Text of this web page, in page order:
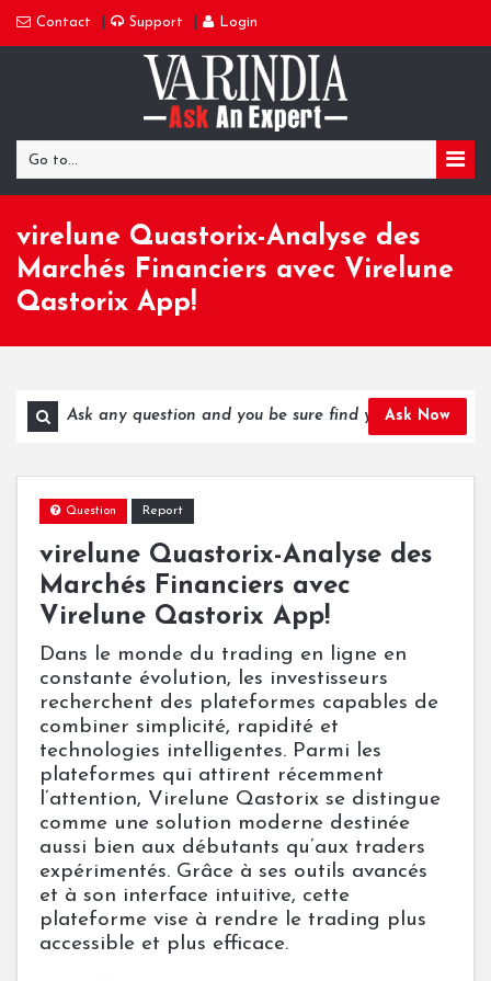
Contact Support Login
Go to...
virelune Quastorix-Analyse des
Marchés Financiers avec Virelune
Qastorix App!
Ask Now
virelune Quastorix-Analyse des
Marchés Financiers avec
Virelune Qastorix App!
Report
Question
Dans le monde du trading en ligne en
constante évolution, les investisseurs
recherchent des plateformes capables de
combiner simplicité, rapidité et
technologies intelligentes. Parmi les
plateformes qui attirent récemment
l’attention, Virelune Qastorix se distingue
comme une solution moderne destinée
aussi bien aux débutants qu’aux traders
expérimentés. Grâce à ses outils avancés
et à son interface intuitive, cette
plateforme vise à rendre le trading plus
accessible et plus efficace.